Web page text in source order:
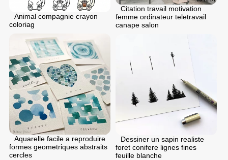
Citation travail motivation
femme ordinateur teletravail
canape salon
Animal compagnie crayon
coloriag
Aquarelle facile a reproduire
formes geometriques abstraits
cercles
Dessiner un sapin realiste
foret conifere lignes fines
feuille blanche